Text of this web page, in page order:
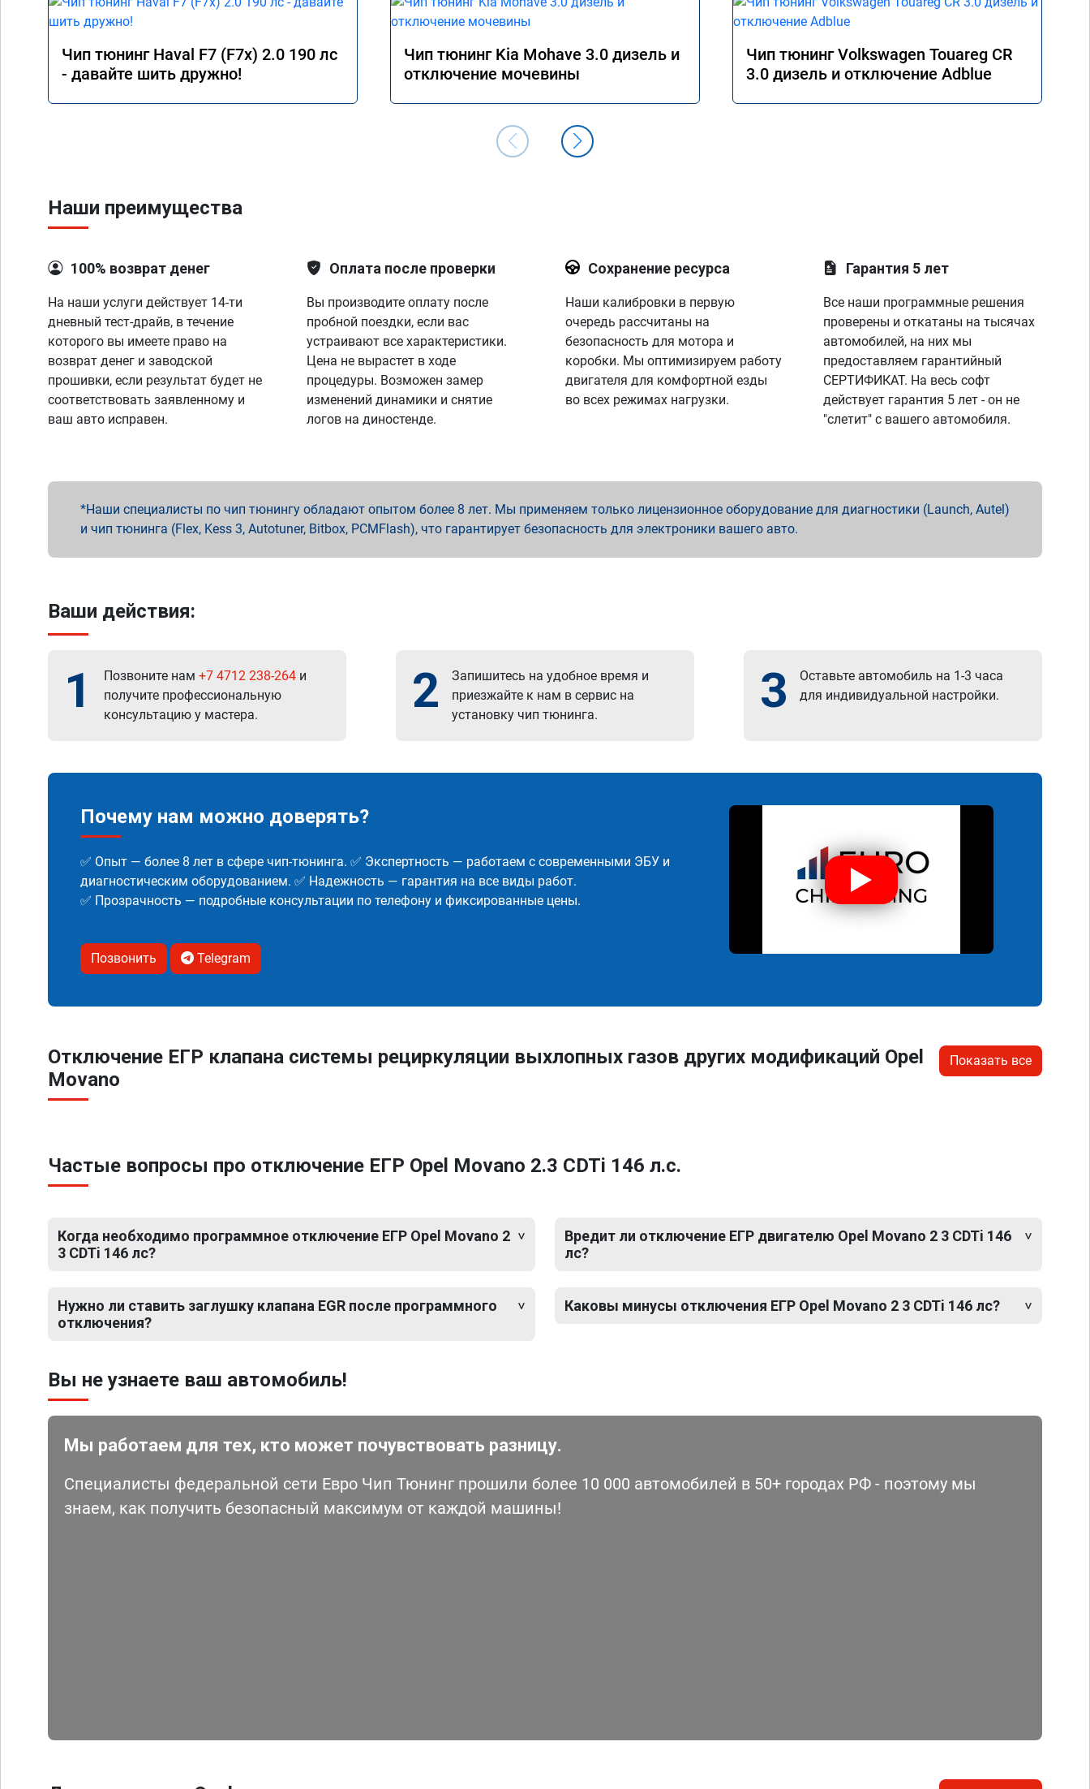
Чип тюнинг Haval F7 (F7x) 2.0 190 лс
- давайте шить дружно!
Чип тюнинг Kia Mohave 3.0 дизель и
отключение мочевины
Чип тюнинг Volkswagen Touareg CR
3.0 дизель и отключение Adblue
Наши преимущества
100% возврат денег
На наши услуги действует 14-ти
дневный тест-драйв, в течение
которого вы имеете право на
возврат денег и заводской
прошивки, если результат будет не
соответствовать заявленному и
ваш авто исправен.
Оплата после проверки
Вы производите оплату после
пробной поездки, если вас
устраивают все характеристики.
Цена не вырастет в ходе
процедуры. Возможен замер
изменений динамики и снятие
логов на диностенде.
Сохранение ресурса
Наши калибровки в первую
очередь рассчитаны на
безопасность для мотора и
коробки. Мы оптимизируем работу
двигателя для комфортной езды
во всех режимах нагрузки.
Гарантия 5 лет
Все наши программные решения
проверены и откатаны на тысячах
автомобилей, на них мы
предоставляем гарантийный
СЕРТИФИКАТ. На весь софт
действует гарантия 5 лет - он не
"слетит" с вашего автомобиля.
Наши специалисты по чип тюнингу обладают опытом более 8 лет. Мы применяем только лицензионное оборудование для диагностики (Launch, Autel)
и чип тюнинга (Flex, Kess 3, Autotuner, Bitbox, PCMFlash), что гарантирует безопасность для электроники вашего авто.
Ваши действия:
1 Позвоните нам +7 4712 238-264 и
получите профессиональную
консультацию у мастера.
2
Запишитесь на удобное время и
приезжайте к нам в сервис на
установку чип тюнинга.
3
Оставьте автомобиль на 1-3 часа
для индивидуальной настройки.
Почему нам можно доверять?
✅ Опыт — более 8 лет в сфере чип-тюнинга. ✅ Экспертность — работаем с современными ЭБУ и
диагностическим оборудованием. ✅ Надежность — гарантия на все виды работ.
✅ Прозрачность — подробные консультации по телефону и фиксированные цены.
Позвонить Telegram
Отключение ЕГР клапана системы рециркуляции выхлопных газов других модификаций Opel
Movano
Показать все
Частые вопросы про отключение ЕГР Opel Movano 2.3 CDTi 146 л.с.
Когда необходимо программное отключение ЕГР Opel Movano 2
3 CDTi 146 лс?
Нужно ли ставить заглушку клапана EGR после программного
отключения?
Вредит ли отключение ЕГР двигателю Opel Movano 2 3 CDTi 146
лс?
Каковы минусы отключения ЕГР Opel Movano 2 3 CDTi 146 лс?
Вы не узнаете ваш автомобиль!
Мы работаем для тех, кто может почувствовать разницу.
Специалисты федеральной сети Евро Чип Тюнинг прошили более 10 000 автомобилей в 50+ городах РФ - поэтому мы
знаем, как получить безопасный максимум от каждой машины!